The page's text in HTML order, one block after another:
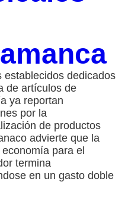
establecidos dedicados
de artículos de
ya reportan
por la
de productos
advierte que la
para el
termina
en un gasto doble